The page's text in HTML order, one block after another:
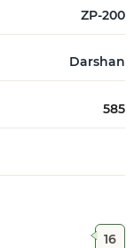
ZP-200
Darshan
585
16